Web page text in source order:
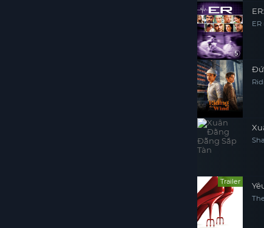
ER
Trailer